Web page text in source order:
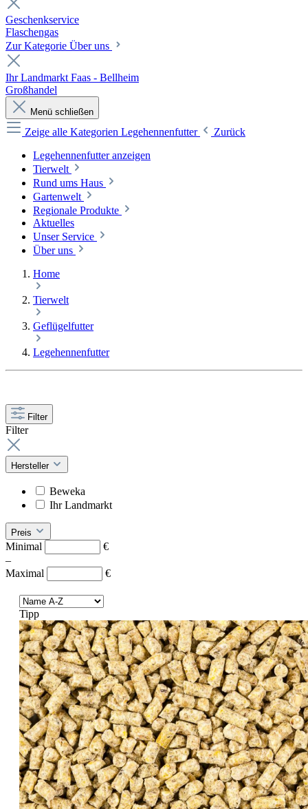
Geschenkservice
Flaschengas
Zur Kategorie Über uns
Ihr Landmarkt Faas - Bellheim
Großhandel
Menü schließen
Zeige alle Kategorien Legehennenfutter
Zurück
Legehennenfutter anzeigen
Tierwelt
Rund ums Haus
Gartenwelt
Regionale Produkte
Aktuelles
Unser Service
Über uns
Home
Tierwelt
Geflügelfutter
Legehennenfutter
Filter
Filter
Hersteller
Beweka
Ihr Landmarkt
Preis
Minimal
€
–
Maximal
€
Tipp